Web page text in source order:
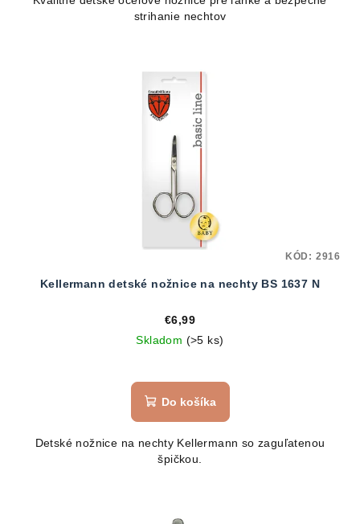
strihanie nechtov
Kellermann detské nožnice na nechty BS 1637 N
€6,99
Skladom (>5 ks)
Do košíka
Detské nožnice na nechty Kellermann so zaguľatenou
špičkou.
KÓD: 2916